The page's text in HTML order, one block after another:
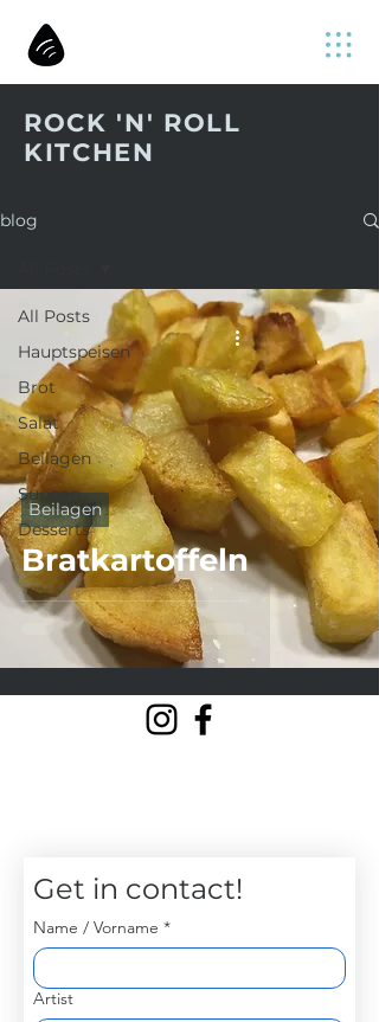
ROCK 'N' ROLL
KITCHEN
blog
All Posts
Hauptspeisen
Brot
Salat
Beilagen
Suppen
Desserts
Bratkartoffeln
Beilagen
Get in contact!
Name / Vorname *
Artist